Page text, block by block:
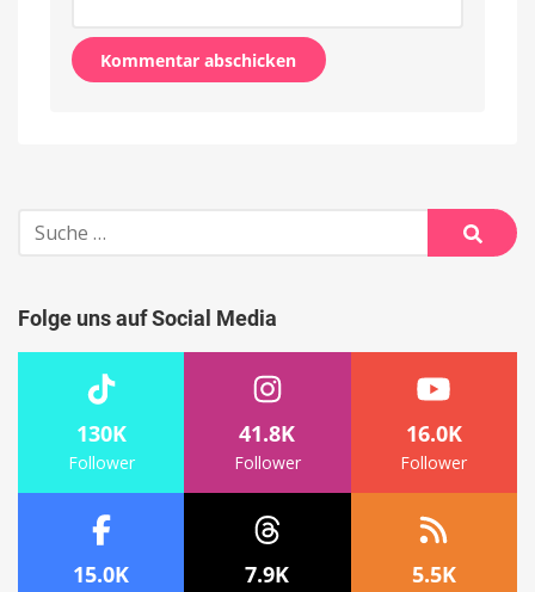
Suche
nach:
Suche
Folge uns auf Social Media
130K
Follower
41.8K
Follower
16.0K
Follower
15.0K 7.9K 5.5K